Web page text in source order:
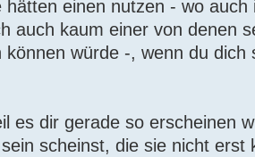
hätten einen nutzen - wo
auch kaum einer von denen
können würde -, wenn du
es dir gerade so erscheinen
scheinst, die sie nicht erst